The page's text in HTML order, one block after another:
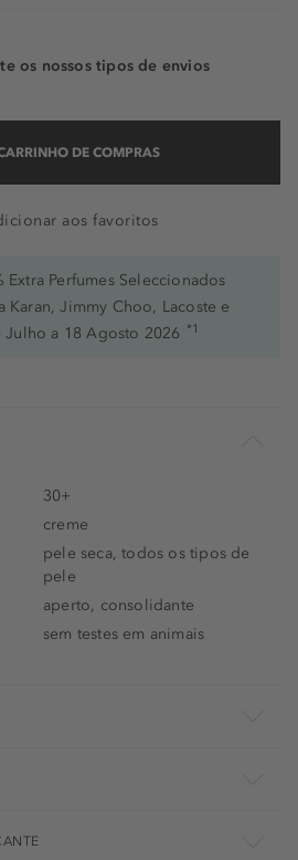
os nossos tipos de envios
DE COMPRAS
aos favoritos
Extra Perfumes Seleccionados
Karan, Jimmy Choo, Lacoste e
Julho a 18 Agosto 2026 *1
30+
creme
pele seca, todos os tipos de
pele
aperto, consolidante
sem testes em animais